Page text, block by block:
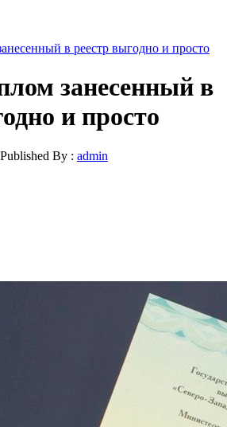
в реестр выгодно и просто
занесенный в
и просто
Published By : admin